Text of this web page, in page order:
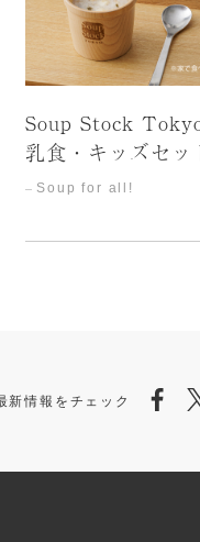
Soup Stock
乳食・キッズセッ
Soup for all!
新情報をチェック